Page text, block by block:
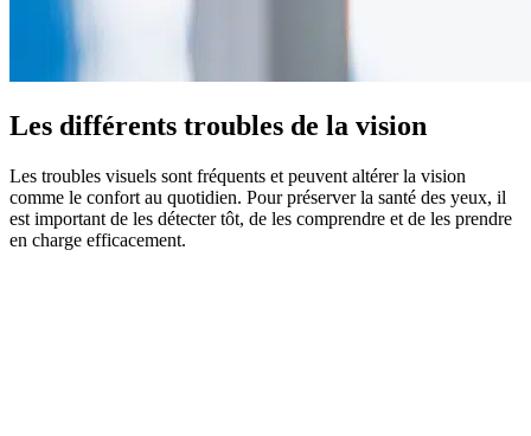
Les différents troubles de la vision
Les troubles visuels sont fréquents et peuvent altérer la vision
comme le confort au quotidien. Pour préserver la santé des yeux, il
est important de les détecter tôt, de les comprendre et de les prendre
en charge efficacement.